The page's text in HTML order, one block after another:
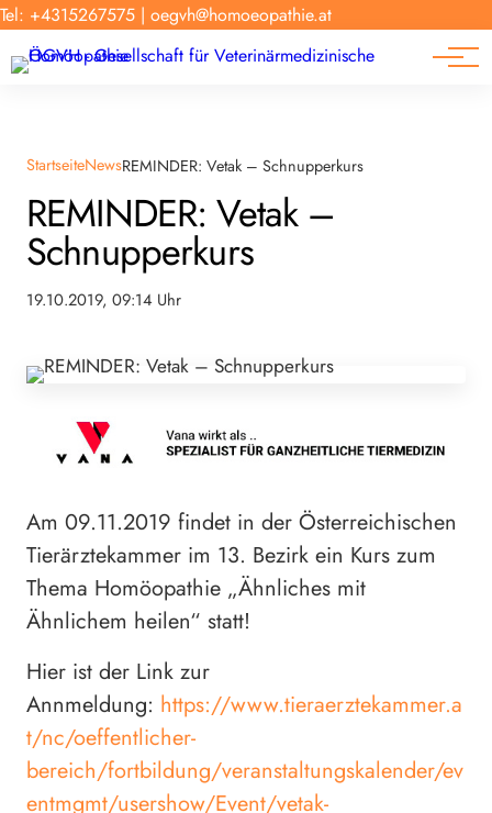
Tel: +4315267575 | oegvh@homoeopathie.at
Tierarzt-Suche
Forschung
News
StartseiteNewsREMINDER: Vetak – Schnupperkurs
REMINDER: Vetak –
Schnupperkurs
19.10.2019, 09:14 Uhr
Am 09.11.2019 findet in der Österreichischen
Tierärztekammer im 13. Bezirk ein Kurs zum
Thema Homöopathie „Ähnliches mit
Ähnlichem heilen“ statt!
Hier ist der Link zur
Annmeldung: https://www.tieraerztekammer.a
t/nc/oeffentlicher-
bereich/fortbildung/veranstaltungskalender/ev
entmgmt/usershow/Event/vetak-